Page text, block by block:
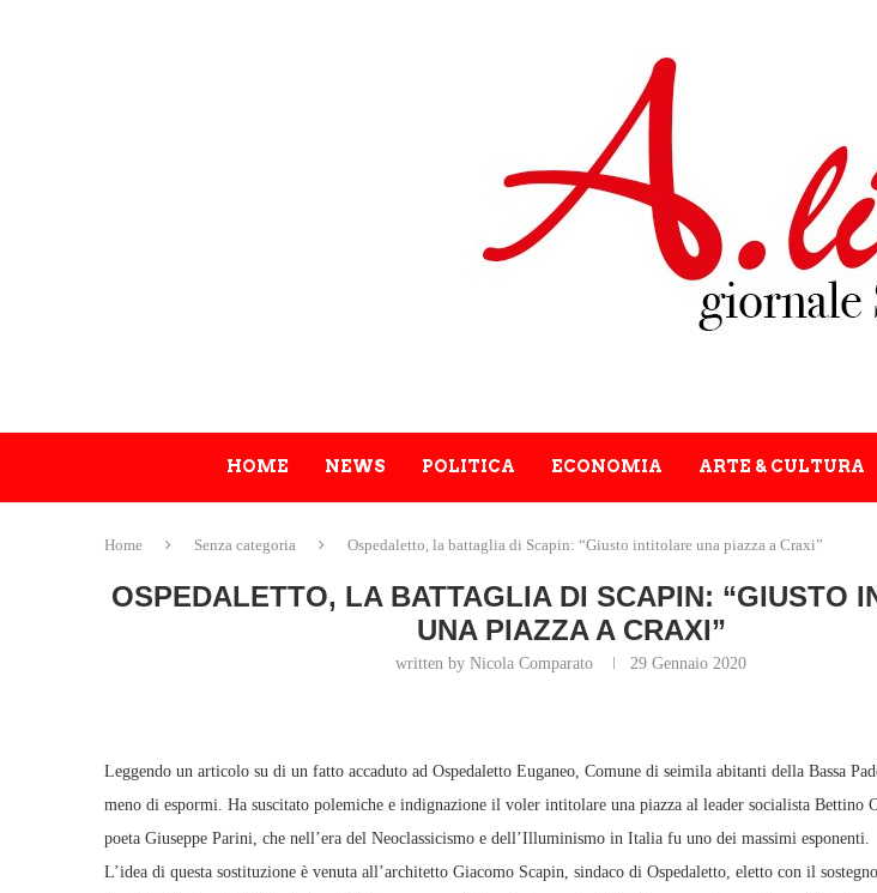
HOME NEWS POLITICA ECONOMIA ARTE & CULTURA
Home Senza categoria Ospedaletto, la battaglia di Scapin: “Giusto intitolare una piazza a Craxi”
OSPEDALETTO, LA BATTAGLIA DI SCAPIN: “GIUSTO
UNA PIAZZA A CRAXI”
written by Nicola Comparato 29 Gennaio 2020
Leggendo un articolo su di un fatto accaduto ad Ospedaletto Euganeo, Comune di seimila abitanti della Bassa
meno di espormi. Ha suscitato polemiche e indignazione il voler intitolare una piazza al leader socialista Bettino
poeta Giuseppe Parini, che nell’era del Neoclassicismo e dell’Illuminismo in Italia fu uno dei massimi esponenti.
L’idea di questa sostituzione è venuta all’architetto Giacomo Scapin, sindaco di Ospedaletto, eletto con il